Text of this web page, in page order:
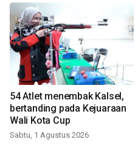
54 Atlet menembak Kalsel,
bertanding pada Kejuaraan
Wali Kota Cup
Sabtu, 1 Agustus 2026